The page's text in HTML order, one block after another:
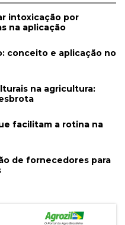
intoxicação por
na aplicação
conceito e aplicação no
na agricultura:
facilitam a rotina na
de fornecedores para